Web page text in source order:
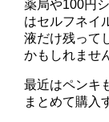
薬局や100円
はセルフネイ
液だけ残って
かもしれませ
最近はペンキ
まとめて購入